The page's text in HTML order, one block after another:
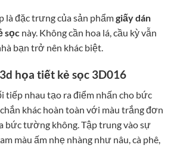
là đặc trưng của sản phẩmgiấy dán
sọc này. Không cần hoa lá, cầu kỳ vẫn
bạn trở nên khác biệt.
họa tiết kẻ sọc 3D016
tiếp nhau tạo ra điểm nhấn cho bức
khác hoàn toàn với màu trắng đơn
bức tường không. Tập trung vào sự
màu ấm nhẹ nhàng như nâu, cà phê,